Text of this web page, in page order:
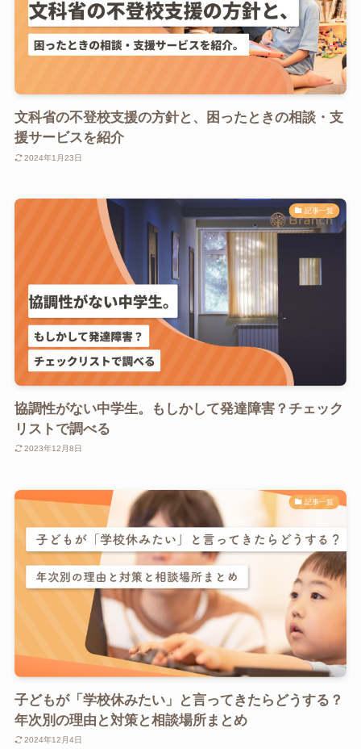
文科省の不登校支援の方針と、困ったときの相談・支
援サービスを紹介
2024年1月23日
記事一覧
協調性がない中学生。もしかして発達障害？チェック
リストで調べる
2023年12月8日
記事一覧
子どもが「学校休みたい」と言ってきたらどうする？
年次別の理由と対策と相談場所まとめ
2024年12月4日